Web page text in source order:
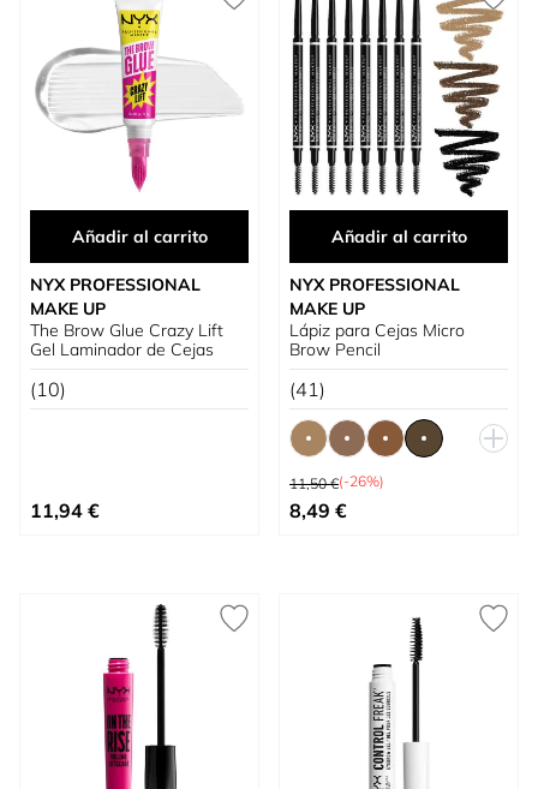
Añadir al carrito
NYX PROFESSIONAL
MAKE UP
The Brow Glue Crazy Lift
Gel Laminador de Cejas
(10)
11,94 €
Añadir al carrito
NYX PROFESSIONAL
MAKE UP
Lápiz para Cejas Micro
Brow Pencil
(41)
Precio habitual
11,50 €(-26%)
Tan bajo como
8,49 €